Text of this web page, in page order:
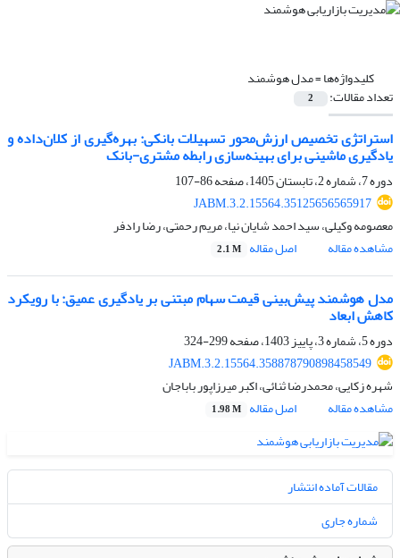
کلیدواژه‌ها =مدل هوشمند
تعداد مقالات: 2
استراتژی تخصیص ارزش‌محور تسهیلات بانکی: بهره‌گیری از کلان‌داده و
یادگیری ماشینی برای بهینه‌سازی رابطه مشتری-بانک
دوره 7، شماره 2، تابستان 1405، صفحه
86-107
JABM.3.2.15564.35125656565917
معصومه وکیلی، سید احمد شایان نیا، مریم رحمتی، رضا رادفر
مشاهده مقاله
اصل مقاله 2.1 M
مدل هوشمند پیش‌بینی قیمت سهام مبتنی بر یادگیری عمیق: با رویکرد
کاهش ابعاد
دوره 5، شماره 3، پاییز 1403، صفحه
299-324
JABM.3.2.15564.358878790898458549
شهره زکایی، محمدرضا ثنائی، اکبر میرزاپور باباجان
مشاهده مقاله
اصل مقاله 1.98 M
مقالات آماده انتشار
شماره جاری